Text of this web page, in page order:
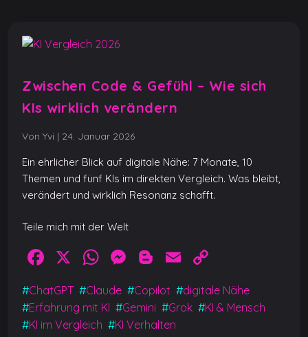
Zwischen Code & Gefühl – Wie sich
KIs wirklich verändern
Von Yvi | 24. Januar 2026
Ein ehrlicher Blick auf digitale Nähe: 7 Monate, 10
Themen und fünf KIs im direkten Vergleich. Was bleibt,
verändert und wirklich Resonanz schafft.
Teile mich mit der Welt
F
a
c
e
X
W
at
s
M
e
ss
e
Bl
o
g
g
E
m
ai
o
p
#ChatGPT #Claude #Copilot #digitale Nähe
#Erfahrung mit KI #Gemini #Grok #KI & Mensch
#KI im Vergleich #KI Verhalten